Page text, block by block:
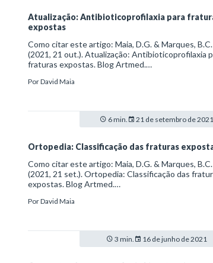
Atualização: Antibioticoprofilaxia para
expostas
Como citar este artigo: Maia, D.G. & Marques, B.C.
(2021, 21 out.). Atualização: Antibioticoprofilaxia
fraturas expostas. Blog Artmed.
antibioticoprofilaxia-para-fraturas-expostas
PorDavid Maia
6 min. 21 de setembro de 2021
Ortopedia: Classificação das fraturas
Como citar este artigo: Maia, D.G. & Marques, B.C.
(2021, 21 set.). Ortopedia: Classificação das
expostas. Blog Artmed.
das-fraturas-expostas
PorDavid Maia
3 min. 16 de junho de 2021